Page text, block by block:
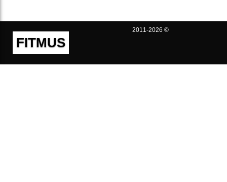
FITMUS
2011-2026 ©